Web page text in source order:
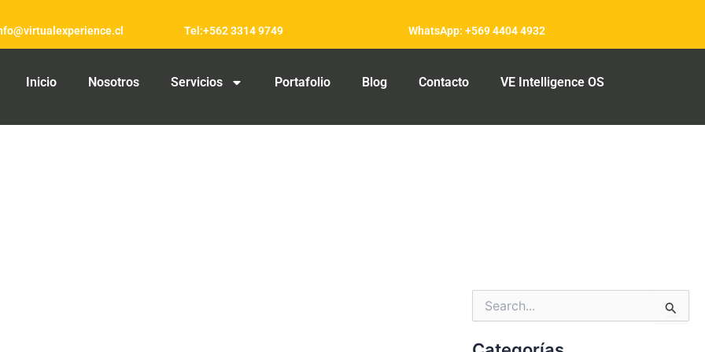
Tel:+562 3314 9749 WhatsApp: +569 4404 4932
Inicio Nosotros Servicios Portafolio Blog Contacto VE Intelligence OS
Buscar
por: